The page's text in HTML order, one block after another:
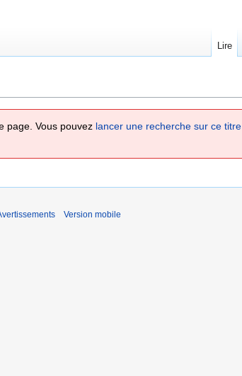
page. Vous pouvez lancer une recherche sur ce titre
Lire
Version mobile